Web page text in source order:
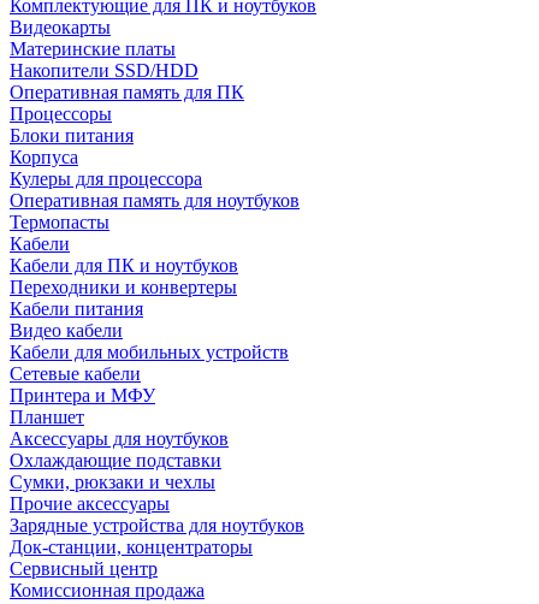
Комплектующие для ПК и ноутбуков
Видеокарты
Материнские платы
Накопители SSD/HDD
Оперативная память для ПК
Процессоры
Блоки питания
Корпуса
Кулеры для процессора
Оперативная память для ноутбуков
Термопасты
Кабели
Кабели для ПК и ноутбуков
Переходники и конвертеры
Кабели питания
Видео кабели
Кабели для мобильных устройств
Сетевые кабели
Принтера и МФУ
Планшет
Аксессуары для ноутбуков
Охлаждающие подставки
Сумки, рюкзаки и чехлы
Прочие аксессуары
Зарядные устройства для ноутбуков
Док-станции, концентраторы
Сервисный центр
Комиссионная продажа